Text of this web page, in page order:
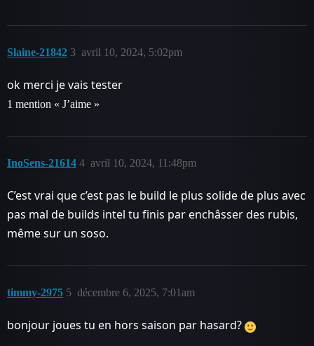
Slaine-21842 avril 10, 2024, 5:02pm
3
ok merci je vais tester
1 mention « J’aime »
InoSens-21614 avril 10, 2024, 11:48pm
4
C’est vrai que c’est pas le build le plus solide de plus avec
pas mal de builds intel tu finis par enchâsser des rubis,
même sur un soso.
timmy-2975 décembre 6, 2025, 7:01am
5
bonjour joues tu en hors saison par hasard?